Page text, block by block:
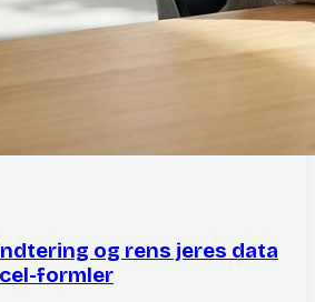
og rens jeres data
formler